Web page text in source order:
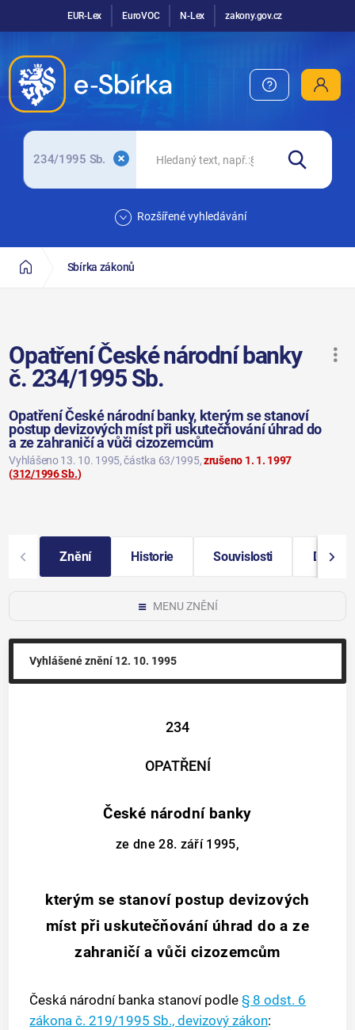
EUR-Lex EuroVOC N-Lex zakony.gov.cz
234/1995 Sb.
Rozšířené vyhledávání
Sbírka zákonů
Opatření České národní banky
č. 234/1995 Sb.
Opatření České národní banky, kterým se stanoví
postup devizových míst při uskutečňování úhrad do
a ze zahraničí a vůči cizozemcům
Vyhlášeno 13. 10. 1995, částka 63/1995,zrušeno 1. 1. 1997
(312/1996 Sb.)
Znění Historie Souvislosti Další
MENU ZNĚNÍ
Vyhlášené znění12. 10. 1995
234
OPATŘENÍ
České národní banky
ze dne 28. září 1995,
kterým se stanoví postup devizových
míst při uskutečňování úhrad do a ze
zahraničí a vůči cizozemcům
Česká národní banka stanoví podle§ 8 odst. 6
zákona č. 219/1995 Sb., devizový zákon: